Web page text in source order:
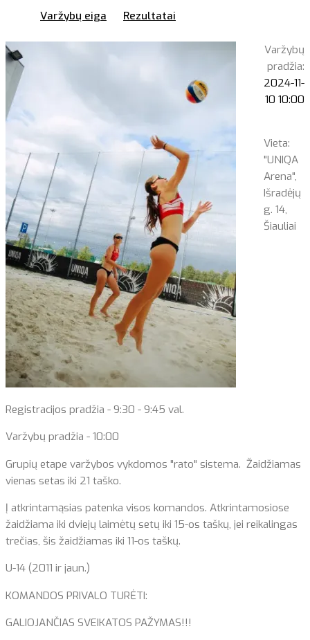
Varžybų eiga
Rezultatai
Varžybų
pradžia:
2024-11-
10 10:00
Vieta:
"UNIQA
Arena",
Išradėjų
g. 14,
Šiauliai
Registracijos pradžia - 9:30 - 9:45 val.
Varžybų pradžia - 10:00
Grupių etape varžybos vykdomos "rato" sistema. Žaidžiamas
vienas setas iki 21 taško.
Į atkrintamąsias patenka visos komandos. Atkrintamosiose
žaidžiama iki dviejų laimėtų setų iki 15-os taškų, jei reikalingas
trečias, šis žaidžiamas iki 11-os taškų.
U-14 (2011 ir jaun.)
KOMANDOS PRIVALO TURĖTI:
GALIOJANČIAS SVEIKATOS PAŽYMAS!!!